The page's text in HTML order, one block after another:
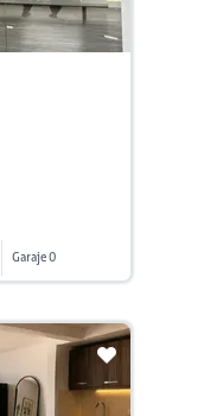
Garaje 0